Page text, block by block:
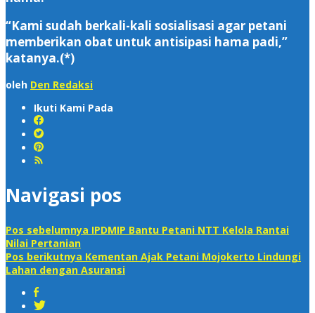
“Kami sudah berkali-kali sosialisasi agar petani
memberikan obat untuk antisipasi hama padi,”
katanya.(*)
oleh Den Redaksi
Ikuti Kami Pada
Navigasi pos
Pos sebelumnya IPDMIP Bantu Petani NTT Kelola Rantai
Nilai Pertanian
Pos berikutnya Kementan Ajak Petani Mojokerto Lindungi
Lahan dengan Asuransi